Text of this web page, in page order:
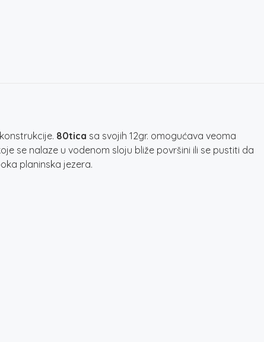
80tica sa svojih 12gr. omogućava veoma
se nalaze u vodenom sloju bliže površini ili se pustiti da
planinska jezera.